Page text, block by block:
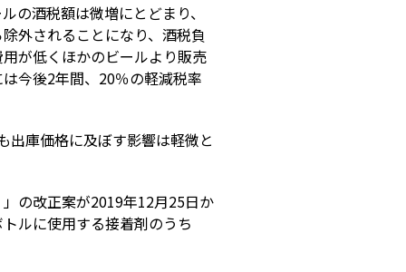
の酒税額は微増にとどまり、
外されることになり、酒税負
が低くほかのビールより販売
今後2年間、20％の軽減税率
出庫価格に及ぼす影響は軽微と
の改正案が2019年12月25日か
ルに使用する接着剤のうち